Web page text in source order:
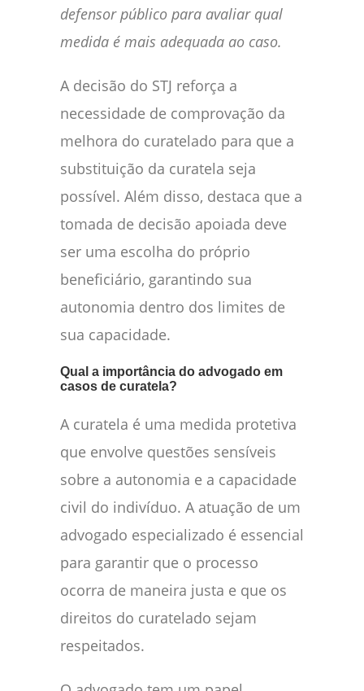
defensor público para avaliar qual
medida é mais adequada ao caso.
A decisão do STJ reforça a
necessidade de comprovação da
melhora do curatelado para que a
substituição da curatela seja
possível. Além disso, destaca que a
tomada de decisão apoiada deve
ser uma escolha do próprio
beneficiário, garantindo sua
autonomia dentro dos limites de
sua capacidade.
Qual a importância do advogado em
casos de curatela?
A curatela é uma medida protetiva
que envolve questões sensíveis
sobre a autonomia e a capacidade
civil do indivíduo. A atuação de um
advogado especializado é essencial
para garantir que o processo
ocorra de maneira justa e que os
direitos do curatelado sejam
respeitados.